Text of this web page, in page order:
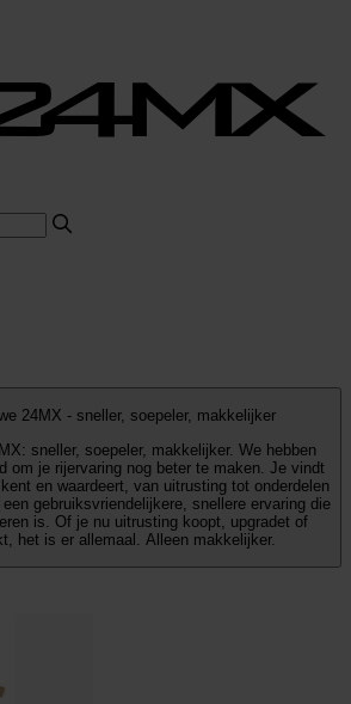
24MX - sneller, soepeler, makkelijker
soepeler, makkelijker. We hebben
om je rijervaring nog beter te maken. Je vindt
en waardeert, van uitrusting tot onderdelen
gebruiksvriendelijkere, snellere ervaring die
is. Of je nu uitrusting koopt, upgradet of
het is er allemaal. Alleen makkelijker.